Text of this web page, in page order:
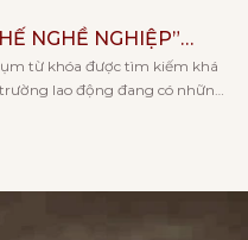
NGHỀ NGHIỆP”
ĐẠI HỌC KINH
từ khóa được tìm kiếm khá
lao động đang có những